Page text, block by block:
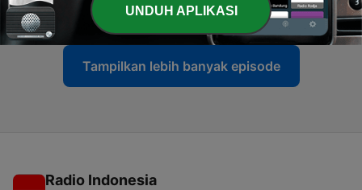
30 Apr 2014
Tampilkan lebih banyak episode
Radio Indonesia
UNDUH APLIKASI